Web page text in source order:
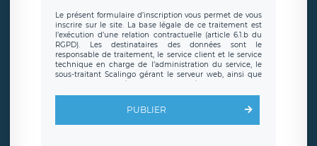
Le présent formulaire d’inscription vous permet de vous
inscrire sur le site. La base légale de ce traitement est
l’exécution d’une relation contractuelle (article 6.1.b du
RGPD). Les destinataires des données sont le
responsable de traitement, le service client et le service
technique en charge de l’administration du service, le
sous-traitant Scalingo gérant le serveur web, ainsi que
toute personne légalement autorisée. Le formulaire
d’inscription est hébergé sur un serveur hébergé par
clauses de
protection conformes au RGPD
. Les données collectées
sont conservées jusqu’à ce que l’Internaute en sollicite la
PUBLIER